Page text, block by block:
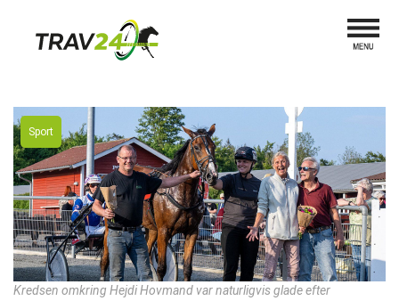
Sport
Kredsen omkring Hejdi Hovmand var naturligvis glade efter